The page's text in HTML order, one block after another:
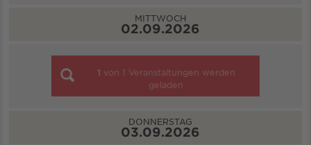
MITTWOCH
02.09.2026
1 von 1 Veranstaltungen werden
geladen
DONNERSTAG
03.09.2026